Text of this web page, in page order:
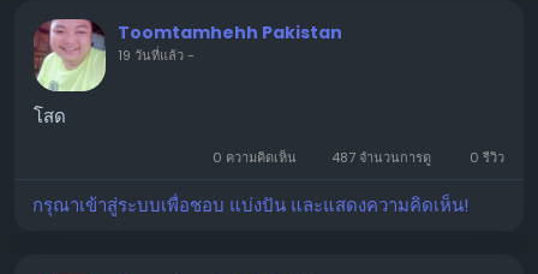
Toomtamhehh Pakistan
19 วันที่แล้ว-
โสด
0 ความคิดเห็น 487 จำนวนการดู 0 รีวิว
กรุณาเข้าสู่ระบบเพื่อชอบ แบ่งปัน และแสดงความคิดเห็น!